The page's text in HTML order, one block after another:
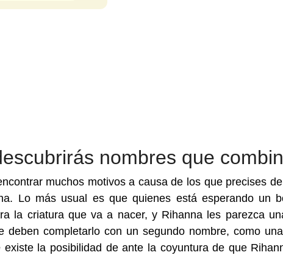
nombres que
muchos motivos a causa de los que precises
Lo más usual es que quienes está esperando un
la criatura que va a nacer, y Rihanna les parezca
deben completarlo con un segundo nombre, como
existe la posibilidad de ante la coyuntura de que